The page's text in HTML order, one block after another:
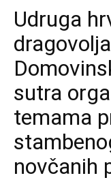
Udruga
sutra
temama
novčanih